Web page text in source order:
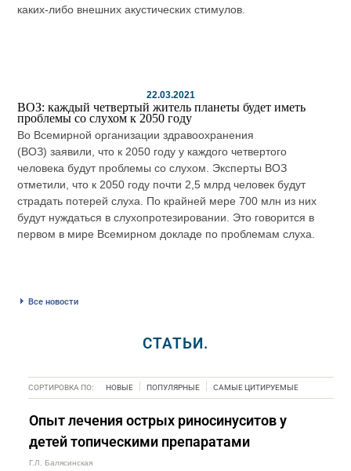
каких-либо внешних акустических стимулов.
22.03.2021
ВОЗ: каждый четвертый житель планеты будет иметь
проблемы со слухом к 2050 году
Во Всемирной организации здравоохранения
(ВОЗ) заявили, что к 2050 году у каждого четвертого
человека будут проблемы со слухом. Эксперты ВОЗ
отметили, что к 2050 году почти 2,5 млрд человек будут
страдать потерей слуха. По крайней мере 700 млн из них
будут нуждаться в слухопротезировании. Это говорится в
первом в мире Всемирном докладе по проблемам слуха.
Все новости
СТАТЬИ.
СОРТИРОВКА ПО: НОВЫЕ ПОПУЛЯРНЫЕ САМЫЕ ЦИТИРУЕМЫЕ
Опыт лечения острых риносинуситов у
детей топическими препаратами
Г.Л. Балясинская